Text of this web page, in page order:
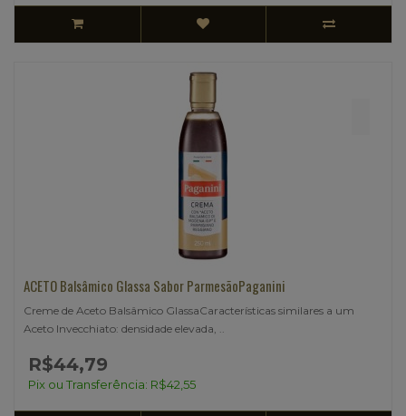
ACETO Balsâmico Glassa Sabor ParmesãoPaganini
Creme de Aceto Balsâmico GlassaCaracterísticas similares a um
Aceto Invecchiato: densidade elevada, ..
R$44,79
Pix ou Transferência: R$42,55